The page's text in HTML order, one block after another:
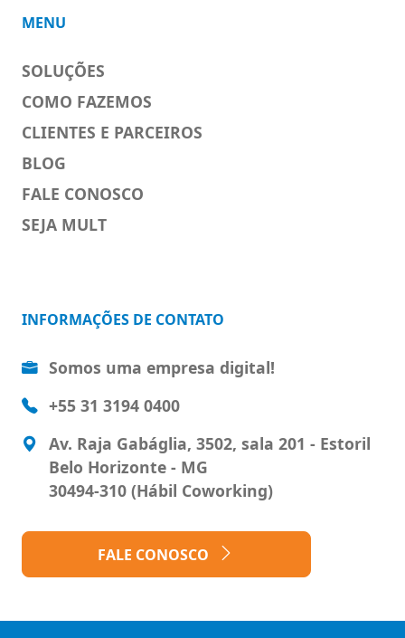
MENU
SOLUÇÕES
COMO FAZEMOS
CLIENTES E PARCEIROS
BLOG
FALE CONOSCO
SEJA MULT
INFORMAÇÕES DE CONTATO
Somos uma empresa digital!
+55 31 3194 0400
Av. Raja Gabáglia, 3502, sala 201 - Estoril
Belo Horizonte - MG
30494-310 (Hábil Coworking)
FALE CONOSCO